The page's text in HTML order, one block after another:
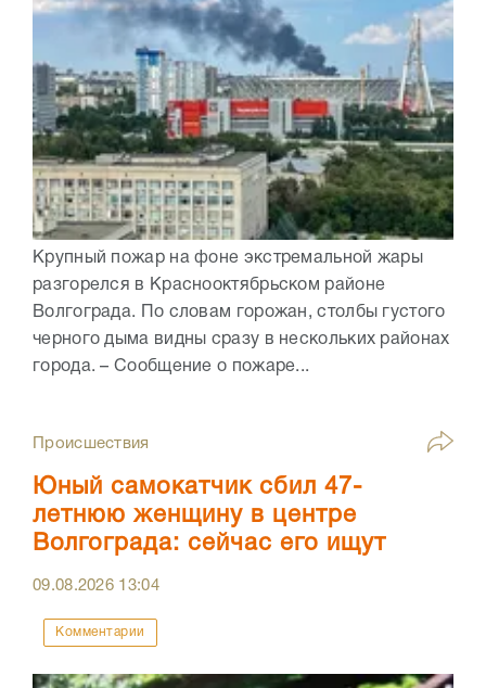
Крупный пожар на фоне экстремальной жары
разгорелся в Краснооктябрьском районе
Волгограда. По словам горожан, столбы густого
черного дыма видны сразу в нескольких районах
города. – Сообщение о пожаре...
Происшествия
Юный самокатчик сбил 47-
летнюю женщину в центре
Волгограда: сейчас его ищут
09.08.2026 13:04
Комментарии